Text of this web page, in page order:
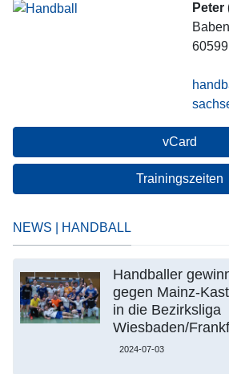
Peter
60599
vCard
Trainingszeiten
NEWS | HANDBALL
Handballer
gegen Mainz-
in die Bezirksliga
Wiesbaden/
2024-07-03